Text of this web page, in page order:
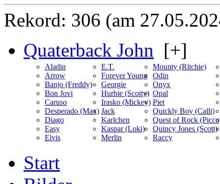
Rekord: 306 (am
Quaterback John [+]
Aladin
Arrow
Banjo (Freddy)
Bon Jovi
Caruso
Desperado (Max)
Diago
Easy
Elvis
E.T.
Forever Young
Georgie
Hurbie (Scotty)
Irasko (Mickey)
Jack
Karlchen
Kaspar (Loki)
Merlin
Mounty (Ritchie)
Odin
Onyx
Opal
Piet
Quickly Boy (Calli)
Quest of Rock
Quincy Jones (Scott)
Raccy
Start